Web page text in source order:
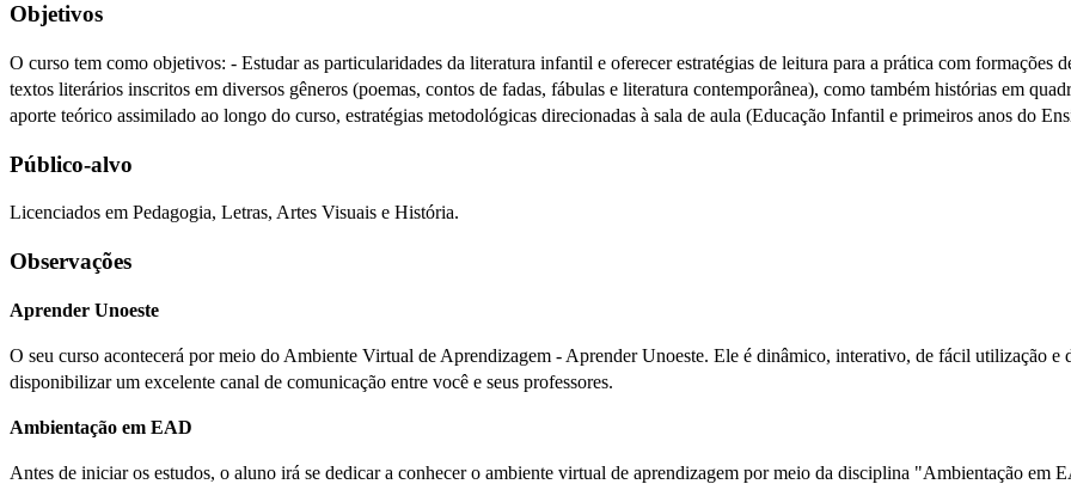
Objetivos
O curso tem como objetivos: - Estudar as particularidades da literatura infantil e oferecer estratégias de leitura para a prática com formações
textos literários inscritos em diversos gêneros (poemas, contos de fadas, fábulas e literatura contemporânea), como também histórias em
aporte teórico assimilado ao longo do curso, estratégias metodológicas direcionadas à sala de aula (Educação Infantil e primeiros anos do
Público-alvo
Licenciados em Pedagogia, Letras, Artes Visuais e História.
Observações
Aprender Unoeste
O seu curso acontecerá por meio do Ambiente Virtual de Aprendizagem - Aprender Unoeste. Ele é dinâmico, interativo, de fácil utilização
disponibilizar um excelente canal de comunicação entre você e seus professores.
Ambientação em EAD
Antes de iniciar os estudos, o aluno irá se dedicar a conhecer o ambiente virtual de aprendizagem por meio da disciplina "Ambientação em